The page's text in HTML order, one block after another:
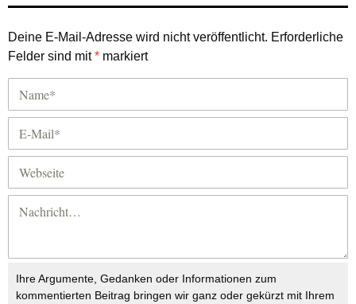
Deine E-Mail-Adresse wird nicht veröffentlicht. Erforderliche
Felder sind mit* markiert
Ihre Argumente, Gedanken oder Informationen zum
kommentierten Beitrag bringen wir ganz oder gekürzt mit Ihrem